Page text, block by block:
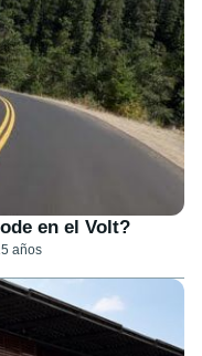
en el Volt?
años